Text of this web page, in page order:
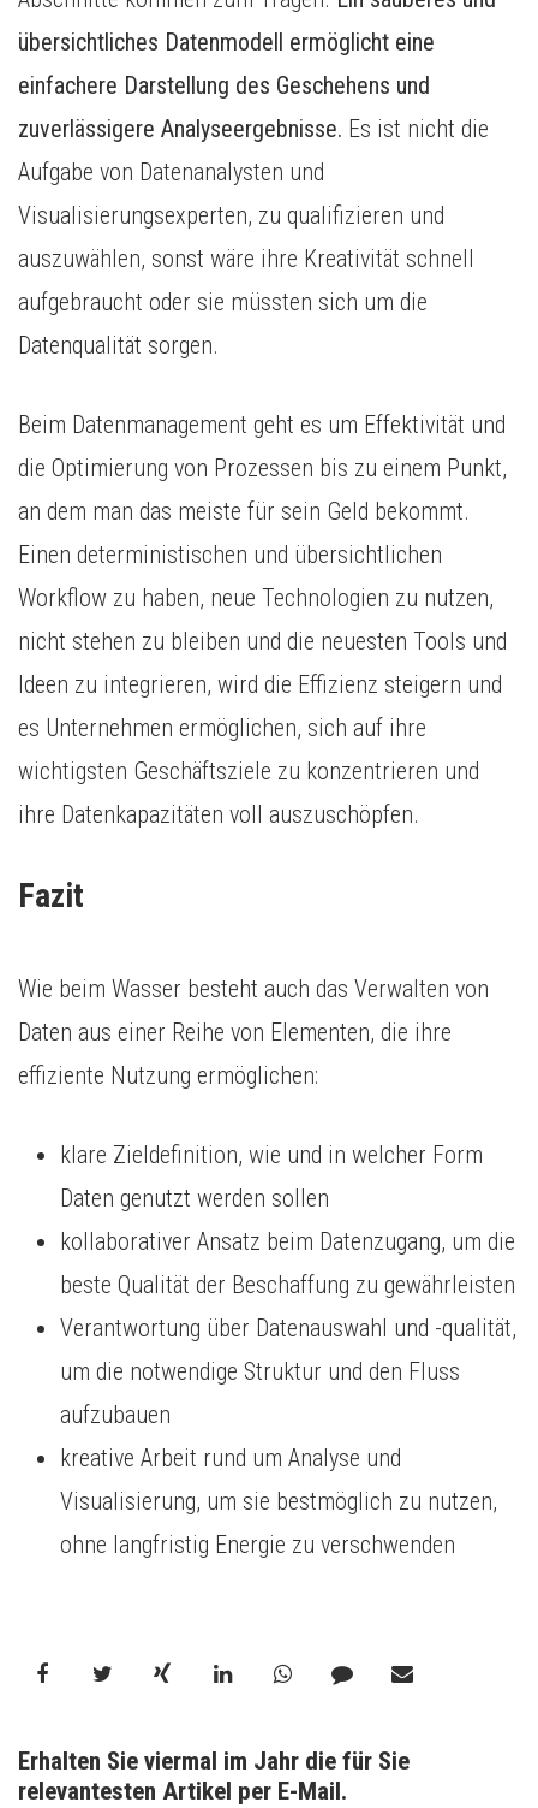
übersichtliches Datenmodell ermöglicht eine
einfachere Darstellung des Geschehens und
zuverlässigere Analyseergebnisse. Es ist nicht die
Aufgabe von Datenanalysten und
Visualisierungsexperten, zu qualifizieren und
auszuwählen, sonst wäre ihre Kreativität schnell
aufgebraucht oder sie müssten sich um die
Datenqualität sorgen.
Beim Datenmanagement geht es um Effektivität und
die Optimierung von Prozessen bis zu einem Punkt,
an dem man das meiste für sein Geld bekommt.
Einen deterministischen und übersichtlichen
Workflow zu haben, neue Technologien zu nutzen,
nicht stehen zu bleiben und die neuesten Tools und
Ideen zu integrieren, wird die Effizienz steigern und
es Unternehmen ermöglichen, sich auf ihre
wichtigsten Geschäftsziele zu konzentrieren und
ihre Datenkapazitäten voll auszuschöpfen.
Fazit
Wie beim Wasser besteht auch das Verwalten von
Daten aus einer Reihe von Elementen, die ihre
effiziente Nutzung ermöglichen:
klare Zieldefinition, wie und in welcher Form
Daten genutzt werden sollen
kollaborativer Ansatz beim Datenzugang, um die
beste Qualität der Beschaffung zu gewährleisten
Verantwortung über Datenauswahl und -qualität,
um die notwendige Struktur und den Fluss
aufzubauen
kreative Arbeit rund um Analyse und
Visualisierung, um sie bestmöglich zu nutzen,
ohne langfristig Energie zu verschwenden
Erhalten Sie viermal im Jahr die für Sie
relevantesten Artikel per E-Mail.